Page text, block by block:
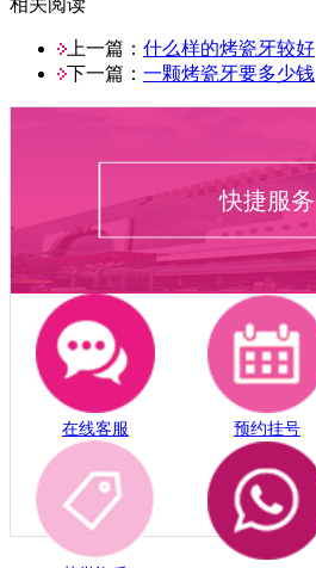
相关阅读
上一篇： 什么样的烤瓷牙较好
下一篇： 一颗烤瓷牙要多少钱
快捷服务
在线客服 预约挂号